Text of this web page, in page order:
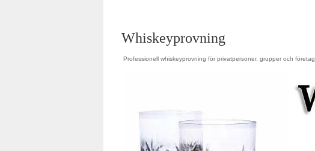
Whiskeyprovning
Professionell whiskeyprovning för privatpersoner, grupper och företag.